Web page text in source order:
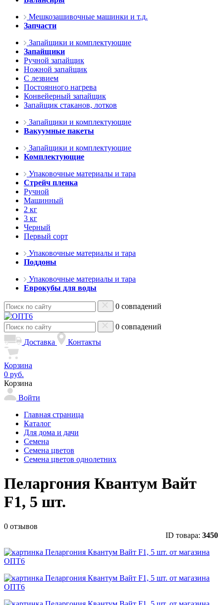
Мешкозашивочные машинки и т.д.
Запчасти
Запайщики и комплектующие
Запайщики
Ручной запайщик
Ножной запайщик
С лезвием
Постоянного нагрева
Конвейерный запайщик
Запайщик стаканов, лотков
Запайщики и комплектующие
Вакуумные пакеты
Запайщики и комплектующие
Комплектующие
Упаковочные материалы и тара
Стрейч пленка
Ручной
Машинный
2 кг
3 кг
Черный
Первый сорт
Упаковочные материалы и тара
Поддоны
Упаковочные материалы и тара
Еврокубы для воды
0 совпадений
0 совпадений
Доставка
Контакты
Корзина
0 руб.
Корзина
Войти
Главная страница
Каталог
Для дома и дачи
Семена
Семена цветов
Семена цветов однолетних
Пеларгония Квантум Вайт
F1, 5 шт.
0 отзывов
ID товара: 3450